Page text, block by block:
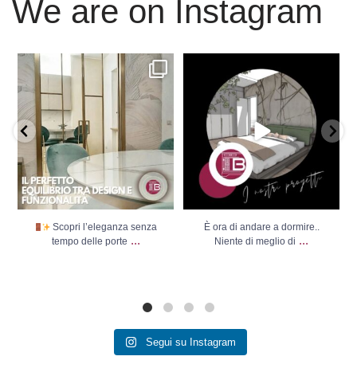
We are on Instagram
Scopri l’eleganza senza
tempo delle porte ...
Scopri l’eleganza senza
tempo delle porte ...
È ora di andare a dormire..
Niente di meglio di
È ora di andare a dormire..
Niente di meglio di ...
Segui su Instagram